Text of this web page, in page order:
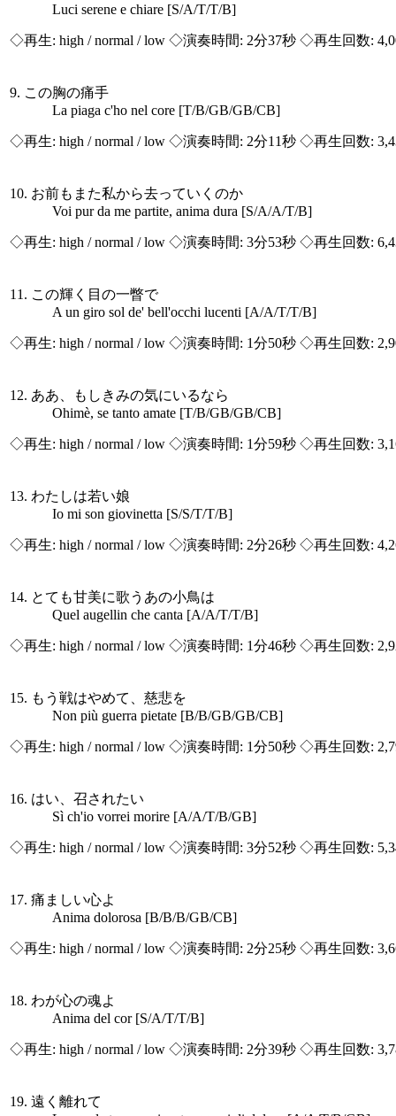
Luci serene e chiare [S/A/T/T/B]
◇再生: high / normal / low ◇演奏時間: 2分37秒 ◇再生回数:
9. この胸の痛手
La piaga c'ho nel core [T/B/GB/GB/CB]
◇再生: high / normal / low ◇演奏時間: 2分11秒 ◇再生回数:
10. お前もまた私から去っていくのか
Voi pur da me partite, anima dura [S/A/A/T/B]
◇再生: high / normal / low ◇演奏時間: 3分53秒 ◇再生回数:
11. この輝く目の一瞥で
A un giro sol de' bell'occhi lucenti [A/A/T/T/B]
◇再生: high / normal / low ◇演奏時間: 1分50秒 ◇再生回数:
12. ああ、もしきみの気にいるなら
Ohimè, se tanto amate [T/B/GB/GB/CB]
◇再生: high / normal / low ◇演奏時間: 1分59秒 ◇再生回数:
13. わたしは若い娘
Io mi son giovinetta [S/S/T/T/B]
◇再生: high / normal / low ◇演奏時間: 2分26秒 ◇再生回数:
14. とても甘美に歌うあの小鳥は
Quel augellin che canta [A/A/T/T/B]
◇再生: high / normal / low ◇演奏時間: 1分46秒 ◇再生回数:
15. もう戦はやめて、慈悲を
Non più guerra pietate [B/B/GB/GB/CB]
◇再生: high / normal / low ◇演奏時間: 1分50秒 ◇再生回数:
16. はい、召されたい
Sì ch'io vorrei morire [A/A/T/B/GB]
◇再生: high / normal / low ◇演奏時間: 3分52秒 ◇再生回数:
17. 痛ましい心よ
Anima dolorosa [B/B/B/GB/CB]
◇再生: high / normal / low ◇演奏時間: 2分25秒 ◇再生回数:
18. わが心の魂よ
Anima del cor [S/A/T/T/B]
◇再生: high / normal / low ◇演奏時間: 2分39秒 ◇再生回数:
19. 遠く離れて